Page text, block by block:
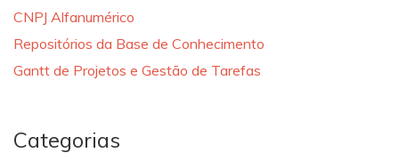
CNPJ Alfanumérico
Repositórios da Base de Conhecimento
Gantt de Projetos e Gestão de Tarefas
Categorias